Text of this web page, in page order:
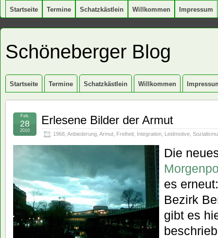
Startseite Termine Schatzkästlein Willkommen Impressum
Schöneberger Blog
Startseite Termine Schatzkästlein Willkommen
Erlesene Bilder der Armut
1968 Anbiederung Armut Freiheit Integration Leidmotive
Feb.
28
2010
Die
es
Bezirk
gibt es